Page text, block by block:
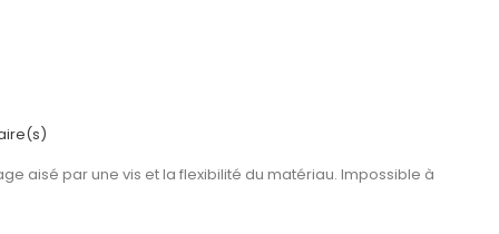
aisé par une vis et la flexibilité du matériau. Impossible à